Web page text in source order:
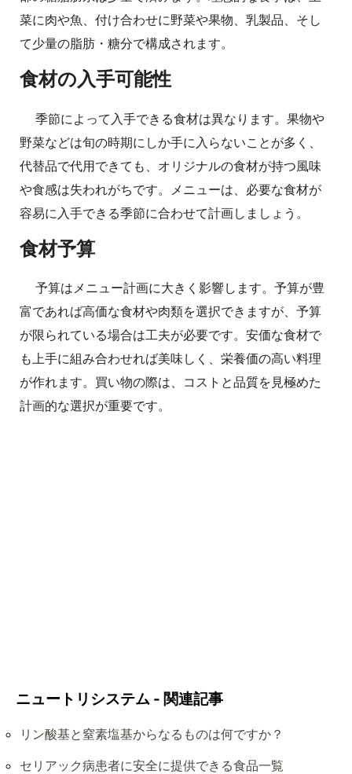
菜に肉や魚、付け合わせに野菜や果物、乳製品、そし
て少量の脂肪・糖分で構成されます。
食材の入手可能性
季節によって入手できる食材は異なります。果物や
野菜などは旬の時期にしか手に入らないことが多く、
代替品で代用できても、オリジナルの食材が持つ風味
や食感は失われがちです。メニューは、必要な食材が
容易に入手できる季節に合わせて計画しましょう。
食材予算
予算はメニュー計画に大きく影響します。予算が豊
富であれば高価な食材や肉類を選択できますが、予算
が限られている場合は工夫が必要です。安価な食材で
も上手に組み合わせれば美味しく、栄養価の高い料理
が作れます。買い物の際は、コストと品質を見極めた
計画的な選択が重要です。
ニュートリシステム - 関連記事
リン酸基と窒素塩基からなるものは何ですか？
セリアック病患者に安全に提供できる食品一覧